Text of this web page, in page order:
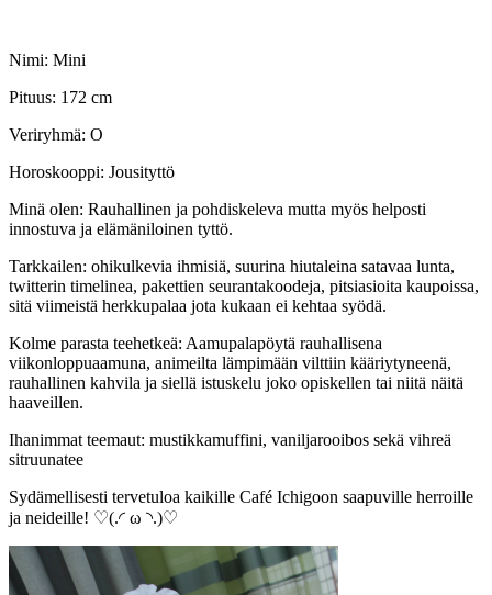
Nimi: Mini
Pituus: 172 cm
Veriryhmä: O
Horoskooppi: Jousityttö
Minä olen: Rauhallinen ja pohdiskeleva mutta myös helposti
innostuva ja elämäniloinen tyttö.
Tarkkailen: ohikulkevia ihmisiä, suurina hiutaleina satavaa lunta,
twitterin timelinea, pakettien seurantakoodeja, pitsiasioita kaupoissa,
sitä viimeistä herkkupalaa jota kukaan ei kehtaa syödä.
Kolme parasta teehetkeä: Aamupalapöytä rauhallisena
viikonloppuaamuna, animeilta lämpimään vilttiin kääriytyneenä,
rauhallinen kahvila ja siellä istuskelu joko opiskellen tai niitä näitä
haaveillen.
Ihanimmat teemaut: mustikkamuffini, vaniljarooibos sekä vihreä
sitruunatee
Sydämellisesti tervetuloa kaikille Café Ichigoon saapuville herroille
ja neideille! ♡(.◜ ω ◝.)♡